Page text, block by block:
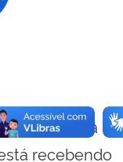
essa
recebendo